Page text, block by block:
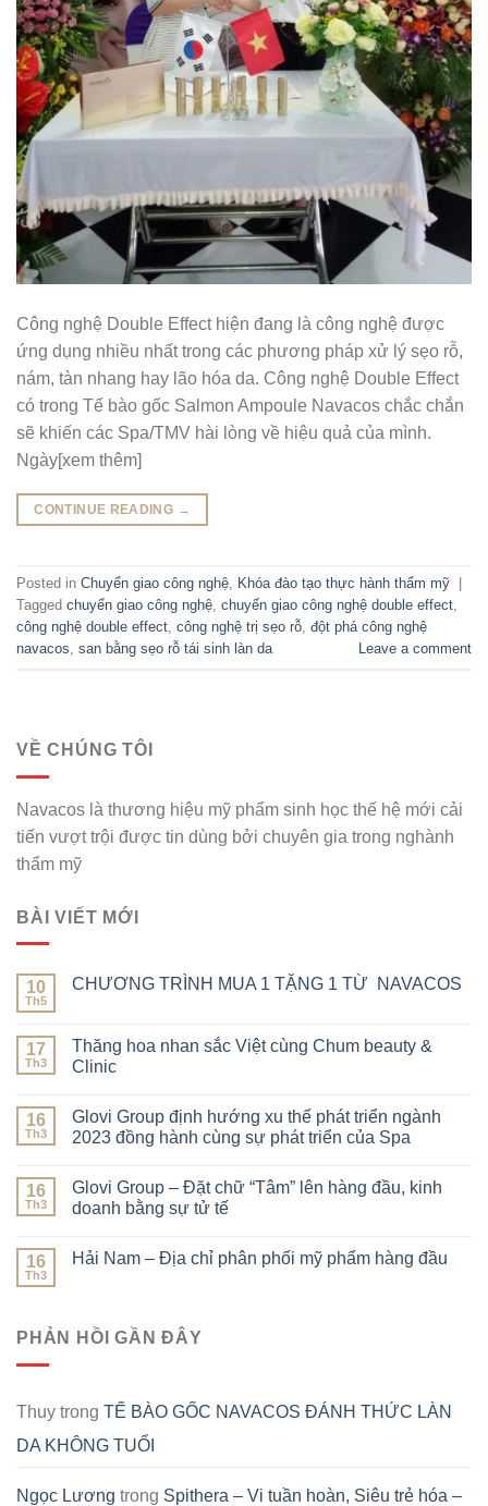
Công nghệ Double Effect hiện đang là công nghệ được
ứng dụng nhiều nhất trong các phương pháp xử lý sẹo rỗ,
nám, tàn nhang hay lão hóa da. Công nghệ Double Effect
có trong Tế bào gốc Salmon Ampoule Navacos chắc chắn
sẽ khiến các Spa/TMV hài lòng về hiệu quả của mình.
Ngày[xem thêm]
CONTINUE READING →
Posted in Chuyển giao công nghệ, Khóa đào tạo thực hành thẩm mỹ
Tagged chuyển giao công nghệ, chuyển giao công nghệ double effect,
công nghệ double effect, công nghệ trị sẹo rỗ, đột phá công nghệ
navacos, san bằng sẹo rỗ tái sinh làn da Leave a comment
VỀ CHÚNG TÔI
Navacos là thương hiệu mỹ phẩm sinh học thế hệ mới cải
tiến vượt trội được tin dùng bởi chuyên gia trong nghành
thẩm mỹ
BÀI VIẾT MỚI
10
Th5
CHƯƠNG TRÌNH MUA 1 TẶNG 1 TỪ NAVACOS
17
Th3
Thăng hoa nhan sắc Việt cùng Chum beauty &
Clinic
16
Th3
Glovi Group định hướng xu thế phát triển ngành
2023 đồng hành cùng sự phát triển của Spa
16
Th3
Glovi Group – Đặt chữ “Tâm” lên hàng đầu, kinh
doanh bằng sự tử tế
16
Th3
Hải Nam – Địa chỉ phân phối mỹ phẩm hàng đầu
PHẢN HỒI GẦN ĐÂY
Thuy trong TẾ BÀO GỐC NAVACOS ĐÁNH THỨC LÀN
DA KHÔNG TUỔI
Ngọc Lương trong Spithera – Vi tuần hoàn, Siêu trẻ hóa –